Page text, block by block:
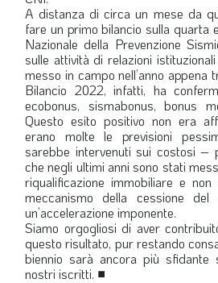
A distanza di circa un mese da
fare un primo bilancio sulla quarta
Nazionale della Prevenzione
sulle attività di relazioni
messo in campo nell’anno appena
Bilancio 2022, infatti, ha
ecobonus, sismabonus, bonus
Questo esito positivo non era
erano molte le previsioni
sarebbe intervenuti sui costosi
che negli ultimi anni sono stati
riqualificazione immobiliare e
meccanismo della cessione del
un’accelerazione imponente.
Siamo orgogliosi di aver
questo risultato, pur restando
biennio sarà ancora più
nostri iscritti. ■